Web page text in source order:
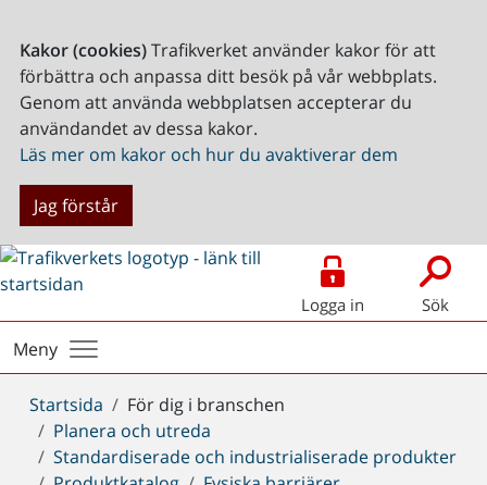
Kakor (cookies)Trafikverket använder kakor för att
förbättra och anpassa ditt besök på vår webbplats.
Genom att använda webbplatsen accepterar du
användandet av dessa kakor.
Läs mer om kakor och hur du avaktiverar dem
Jag förstår
Logga in Sök
Meny
Du
är
här:
Startsida
För dig i branschen
Planera och utreda
Standardiserade och industrialiserade produkter